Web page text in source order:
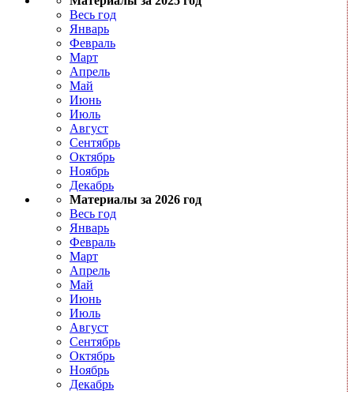
Весь год
Январь
Февраль
Март
Апрель
Май
Июнь
Июль
Август
Сентябрь
Октябрь
Ноябрь
Декабрь
Материалы за 2026 год
Весь год
Январь
Февраль
Март
Апрель
Май
Июнь
Июль
Август
Сентябрь
Октябрь
Ноябрь
Декабрь